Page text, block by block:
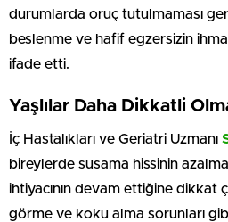
durumlarda oruç tutulmaması
beslenme ve hafif egzersizin
ifade etti.
Yaşlılar Daha Dikkatli
İç Hastalıkları ve Geriatri Uzmanı
bireylerde susama hissinin
ihtiyacının devam ettiğine dikkat
görme ve koku alma sorunları